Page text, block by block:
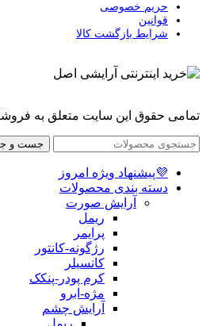
حریم خصوصی
قوانین
شرایط بازگشت کالا
تمامی حقوق این سایت متعلق به
جست و
💜پیشنهاد ویژه امروز
دسته بندی محصولات
آرایش صورت
ریمل
پرایمر
رژگونه-کانتور
کانسیلر
کرم پودر-پنکک
مژه-ابرو
آرایش چشم